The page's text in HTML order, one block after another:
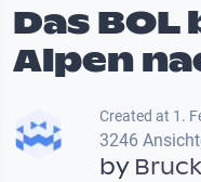
Das
Alpen
Created at 1.
3246
by